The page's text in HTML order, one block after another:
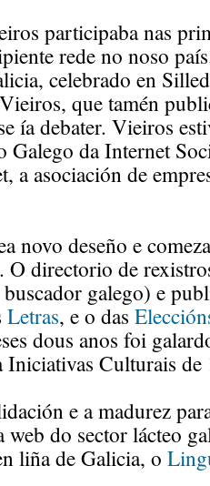
participaba nas
rede no noso
celebrado en
que tamén
ía debater. Vieiros
da Internet
a asociación de
novo deseño e
O directorio de
galego) e
Letras, e o das
dous anos foi
Iniciativas Culturais de
e a madurez
web do sector lácteo
liña de Galicia, o